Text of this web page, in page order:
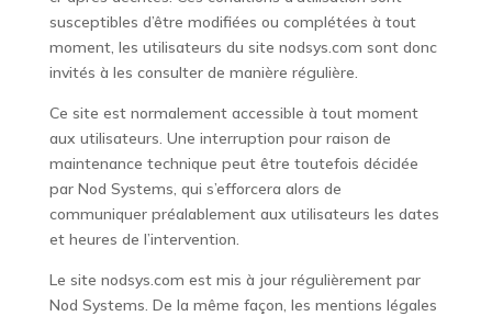
susceptibles d’être modifiées ou complétées à tout
moment, les utilisateurs du site nodsys.com sont donc
invités à les consulter de manière régulière.
Ce site est normalement accessible à tout moment
aux utilisateurs. Une interruption pour raison de
maintenance technique peut être toutefois décidée
par Nod Systems, qui s’efforcera alors de
communiquer préalablement aux utilisateurs les dates
et heures de l’intervention.
Le site nodsys.com est mis à jour régulièrement par
Nod Systems. De la même façon, les mentions légales